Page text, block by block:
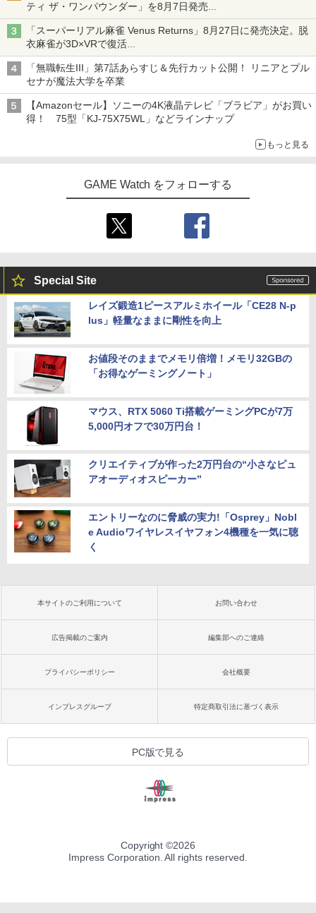
ティ ザ・ワンパウンダー」を8月7日発売
「特製ガーリックマヨソース」を使用した超大型チーズバーガー
「スーパーリアル麻雀 Venus Returns」8月27日に発売決定。脱
衣麻雀が3D×VRで復活
発売から2週間は20%オフになるセールが実施
「無職転生III」第7話あらすじ＆先行カット公開！ リニアとプル
セナが魔法大学を卒業
【Amazonセール】ソニーの4K液晶テレビ「ブラビア」がお買い
得！ 75型「KJ-75X75WL」などラインナップ
もっと見る
GAME Watch をフォローする
Special Site
レイズ鍛造1ピースアルミホイール「CE28 N-p
lus」軽量なままに剛性を向上
お値段そのままでメモリ倍増！メモリ32GBの
「お得なゲーミングノート」
マウス、RTX 5060 Ti搭載ゲーミングPCが7万
5,000円オフで30万円台！
クリエイティブが作った2万円台の“小さなピュ
アオーディオスピーカー”
エントリーなのに脅威の実力!「Osprey」Nobl
e Audioワイヤレスイヤフォン4機種を一気に聴
く
本サイトのご利用について お問い合わせ
広告掲載のご案内 編集部へのご連絡
プライバシーポリシー 会社概要
インプレスグループ 特定商取引法に基づく表示
PC版で見る
Copyright ©2026
Impress Corporation. All rights reserved.